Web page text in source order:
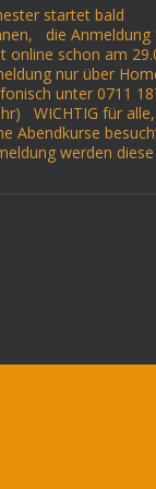
startet bald
die Anmeldung
online schon am
nur über
unter 0711
WICHTIG für
Abendkurse
werden